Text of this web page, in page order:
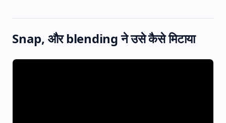
Snap, और blending ने उसे कैसे मिटाया